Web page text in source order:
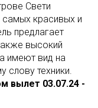
Свети
самых красивых и
предлагает
высокий
имеют вид на
слову техники.
вылет 03.07.24 -